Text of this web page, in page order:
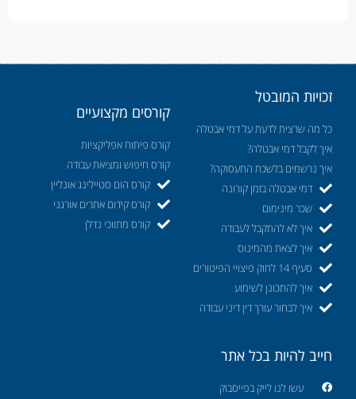
זכויות המובטל
כל מה שרצית לדעת על דמי אבטלה
איך לקבל דמי אבטלה?
איך נרשמים בלשכת התעסוקה?
דמי אבטלה בזמן קורונה
שכר מינימום
איך לא להתקבל לעבודה
איך לצאת מהמינוס
סעיף 14 לחוק פיצויי הפיטורים
איך להתכונן לשימוע
איך לבחור עורך דין דיני עבודה
קורסים מקצועיים
קורס פיתוח אפליקציות
קורס חיפוש ומציאת עבודה
קורס הום סטיילינג אונליין
קורס קידום אתרים אורגני
קורס מתווכי נדלן
חייב להיות בכל אתר
עשו לנו לייק בפייסבוק